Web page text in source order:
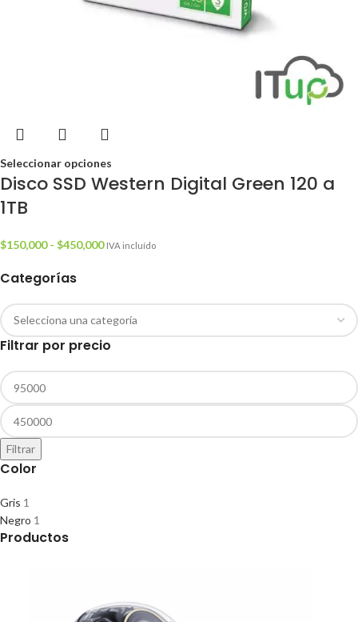
Categorías
Filtrar por precio
Filtrar
Color
Gris 1
Negro 1
Productos
Seleccionar opciones
Disco SSD Western Digital Green 120 a
1TB
$150,000 - $450,000 IVA incluído